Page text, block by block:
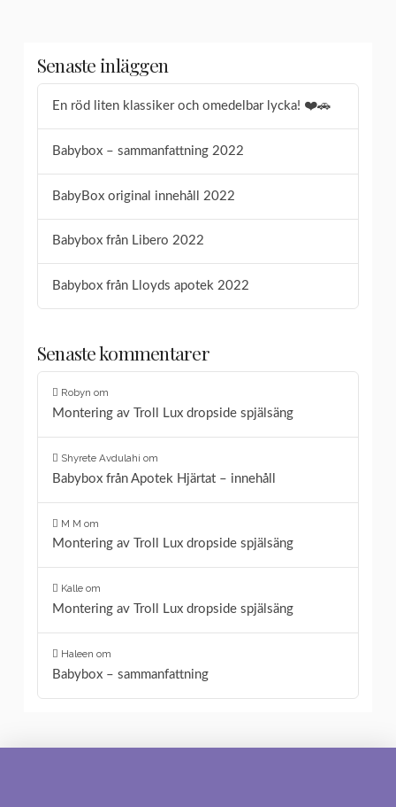
Senaste inläggen
En röd liten klassiker och omedelbar lycka! ❤️🚗
Babybox – sammanfattning 2022
BabyBox original innehåll 2022
Babybox från Libero 2022
Babybox från Lloyds apotek 2022
Senaste kommentarer
Robyn om
Montering av Troll Lux dropside spjälsäng
Shyrete Avdulahi om
Babybox från Apotek Hjärtat – innehåll
M M om
Montering av Troll Lux dropside spjälsäng
Kalle om
Montering av Troll Lux dropside spjälsäng
Haleen om
Babybox – sammanfattning